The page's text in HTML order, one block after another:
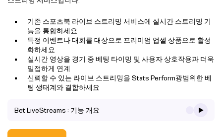
기존 스포츠북 라이브 스트리밍 서비스에 실시간 스트리밍 기
능을 통합하세요
특정 이벤트나 대회를 대상으로 프리미엄 업셀 상품으로 활성
화하세요
실시간 영상을 경기 중 베팅 타이밍 및 사용자 상호작용과 더욱
밀접하게 연계
신뢰할 수 있는 라이브 스트리밍을 Stats Perform광범위한 베
팅 생태계와 결합하세요
Bet LiveStreams : 기능 개요